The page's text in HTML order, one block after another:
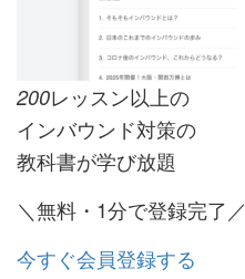
200レッスン以上の
インバウンド対策の
教科書が学び放題
＼無料・1分で登録完了／
今すぐ会員登録する